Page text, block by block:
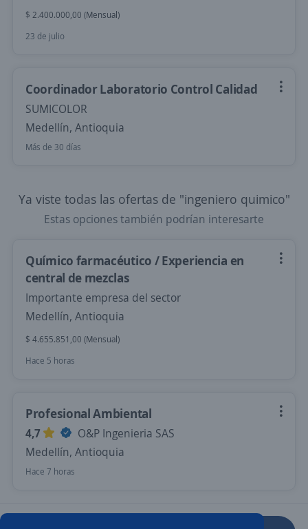
$ 2.400.000,00 (Mensual)
23 de julio
Coordinador Laboratorio Control Calidad
SUMICOLOR
Medellín, Antioquia
Más de 30 días
Ya viste todas las ofertas de "ingeniero quimico"
Estas opciones también podrían interesarte
Químico farmacéutico / Experiencia en
central de mezclas
Importante empresa del sector
Medellín, Antioquia
$ 4.655.851,00 (Mensual)
Hace 5 horas
Profesional Ambiental
4,7
O&P Ingenieria SAS
Medellín, Antioquia
Hace 7 horas